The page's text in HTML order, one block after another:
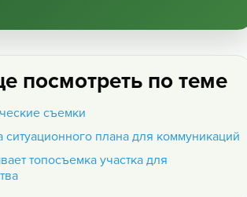
посмотреть по теме
съемки
ситуационного плана для коммуникаций
топосъемка участка для